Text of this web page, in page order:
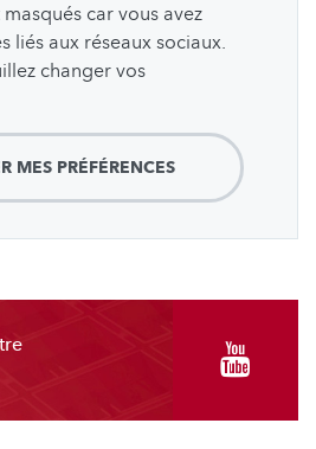
car vous avez
liés aux réseaux sociaux.
changer vos
MES PRÉFÉRENCES